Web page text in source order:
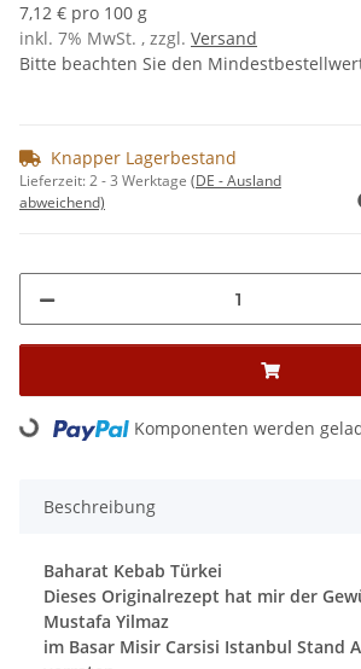
7,12 € pro 100 g
inkl. 7% MwSt. , zzgl. Versand
Bitte beachten Sie den
Knapper Lagerbestand
Lieferzeit:2 - 3 Werktage (DE - Ausland
abweichend)
Loading... Komponenten werden
Beschreibung
Baharat Kebab Türkei
Dieses Originalrezept hat mir der
Mustafa Yilmaz
im Basar Misir Carsisi Istanbul Stand